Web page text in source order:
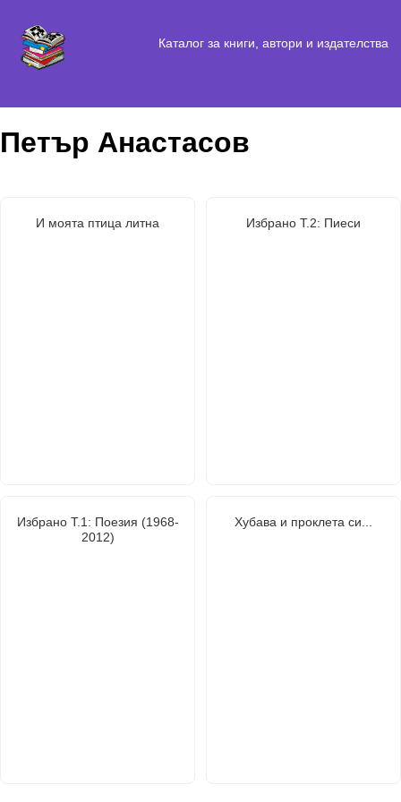
Каталог за книги, автори и издателства
Петър Анастасов
И моята птица литна Избрано Т.2: Пиеси
Избрано Т.1: Поезия (1968-
2012)
Хубава и проклета си...